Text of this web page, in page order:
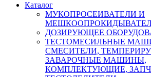
Каталог
МУКОПРОСЕИВАТЕЛИ И
ДОЗИРУЮЩЕЕ
ТЕСТОМЕСИЛЬНЫЕ
СМЕСИТЕЛИ,
ЗАВАРОЧНЫЕ МАШИНЫ,
КОМПЛЕКТУЮЩИЕ,